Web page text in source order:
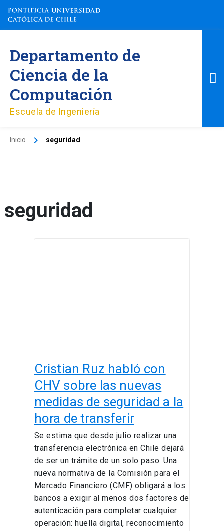
contenido
Departamento de
Ciencia de la
Computación
Escuela de Ingeniería
Inicio seguridad
seguridad
Cristian Ruz habló con
CHV sobre las nuevas
medidas de seguridad a la
hora de transferir
Se estima que desde julio realizar una
transferencia electrónica en Chile dejará
de ser un trámite de un solo paso. Una
nueva normativa de la Comisión para el
Mercado Financiero (CMF) obligará a los
bancos a exigir al menos dos factores de
autenticación para completar cualquier
operación: huella digital, reconocimiento
seguridad
a
la
hora
de
transferir